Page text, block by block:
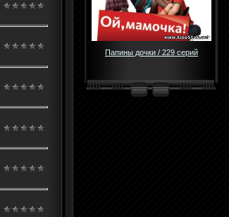
Папины дочки / 229 серий